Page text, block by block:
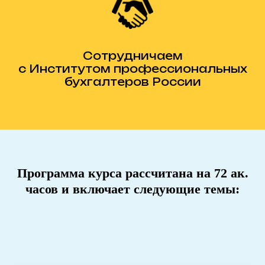
Сотрудничаем
с Институтом профессиональных
бухгалтеров России
Программа курса рассчитана на 72 ак.
часов и включает следующие темы: